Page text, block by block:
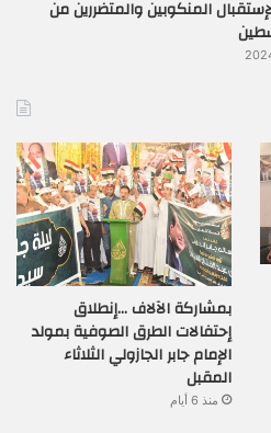
المنكوبين والمتضررين من
بمشاركة الآلاف …إنطلاق
إحتفالات الطرق الصوفية بمولد
الإمام جابر الجازولي الثلاثاء
المقبل
منذ 6 أيام